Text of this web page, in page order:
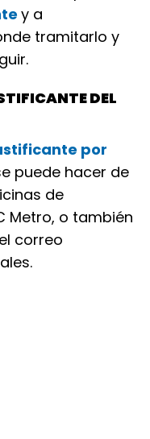
y a
tramitarlo y
DEL
por
puede hacer de
de
Metro, o también
correo